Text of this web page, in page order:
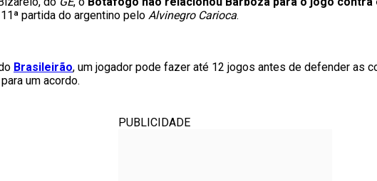
partida do argentino pelo Alvinegro Carioca.
Brasileirão, um jogador pode fazer até 12 jogos antes de defender as
um acordo.
PUBLICIDADE